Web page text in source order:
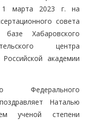
1 марта 2023 г. на
совета
Хабаровского
центра
академии
Федерального
Наталью
ученой степени